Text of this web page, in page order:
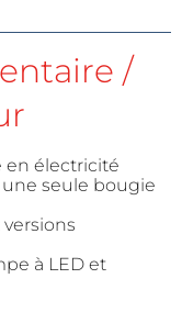
/
en électricité
seule bougie
à LED et